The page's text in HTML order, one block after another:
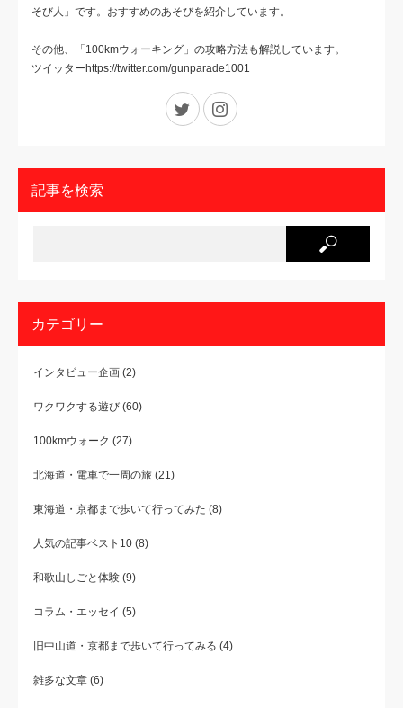
そび人」です。おすすめのあそびを紹介しています。
その他、「100kmウォーキング」の攻略方法も解説しています。
ツイッターhttps://twitter.com/gunparade1001
Twitter
記事を検索
カテゴリー
インタビュー企画 (2)
ワクワクする遊び (60)
100kmウォーク (27)
北海道・電車で一周の旅 (21)
東海道・京都まで歩いて行ってみた (8)
人気の記事ベスト10 (8)
和歌山しごと体験 (9)
コラム・エッセイ (5)
旧中山道・京都まで歩いて行ってみる (4)
雑多な文章 (6)